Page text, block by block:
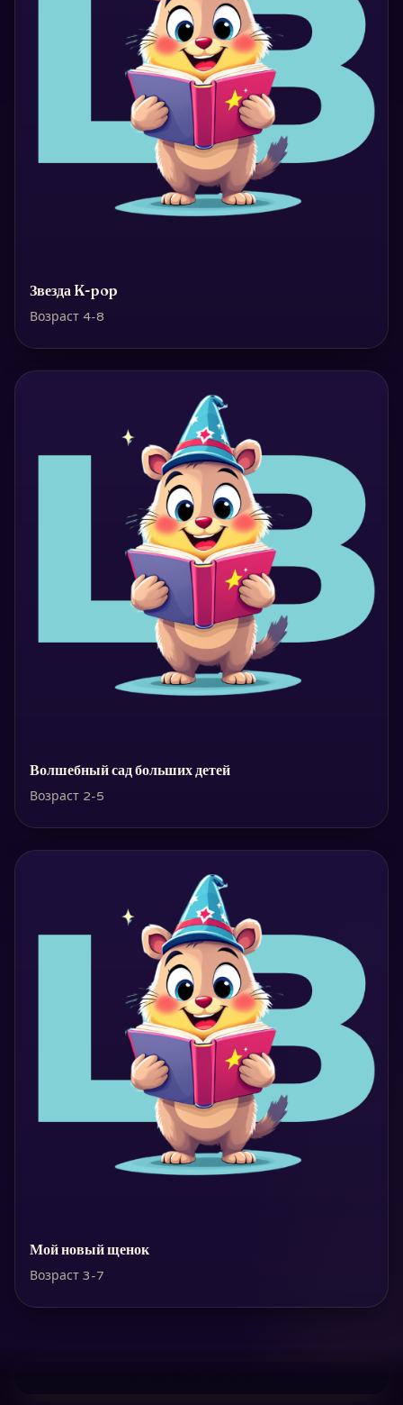
Звезда K-pop
Возраст 4-8
Волшебный сад больших детей
Возраст 2-5
Мой новый щенок
Возраст 3-7